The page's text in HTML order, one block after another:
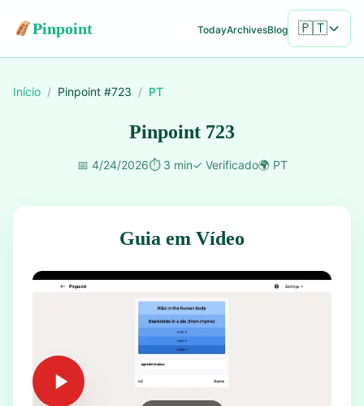
Pinpoint TodayArchivesBlog 🇵🇹
Início / Pinpoint #723 / PT
Pinpoint 723
📅 4/24/2026⏱️ 3 min✓ Verificado🌍 PT
Guia em Vídeo